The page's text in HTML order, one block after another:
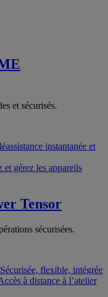
et sécurisés.
instantanée et
et gérez les appareils
Tensor
sécurisées.
Sécurisée, flexible, intégrée
à distance à l’atelier